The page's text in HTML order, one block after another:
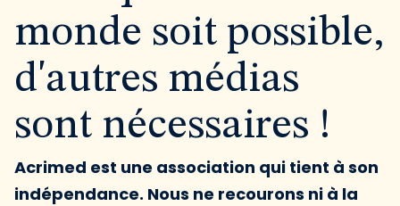
monde soit possible,
d'autres médias
sont nécessaires !
Acrimed est une association qui tient à son
indépendance. Nous ne recourons ni à la